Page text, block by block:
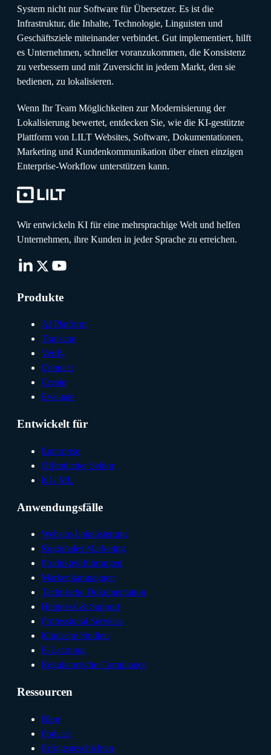
System nicht nur Software für Übersetzer. Es ist die
Infrastruktur, die Inhalte, Technologie, Linguisten und
Geschäftsziele miteinander verbindet. Gut implementiert, hilft
es Unternehmen, schneller voranzukommen, die Konsistenz
zu verbessern und mit Zuversicht in jedem Markt, den sie
bedienen, zu lokalisieren.
Wenn Ihr Team Möglichkeiten zur Modernisierung der
Lokalisierung bewertet, entdecken Sie, wie die KI-gestützte
Plattform von LILT Websites, Software, Dokumentationen,
Marketing und Kundenkommunikation über einen einzigen
Enterprise-Workflow unterstützen kann.
Wir entwickeln KI für eine mehrsprachige Welt und helfen
Unternehmen, ihre Kunden in jeder Sprache zu erreichen.
Produkte
AI Platform
Translate
Verify
Connect
Create
Evaluate
Entwickelt für
Enterprise
Öffentlicher Sektor
KI / ML
Anwendungsfälle
Website-Lokalisierung
Regionales Marketing
Produkteinführungen
Markenkampagnen
Technische Dokumentation
Helpdesk & Support
Professional Services
Klinische Studien
E-Learning
Regulatorische Compliance
Ressourcen
Blog
Podcast
Erfolgsgeschichten